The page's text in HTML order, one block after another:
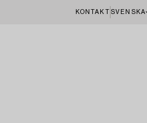
KONTAKT SVENSKA